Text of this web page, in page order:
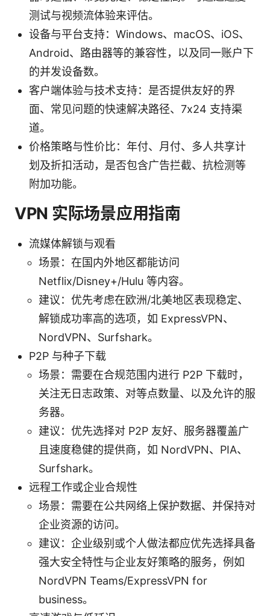
测试与视频流体验来评估。
设备与平台支持：Windows、macOS、iOS、
Android、路由器等的兼容性，以及同一账户下
的并发设备数。
客户端体验与技术支持：是否提供友好的界
面、常见问题的快速解决路径、7x24 支持渠
道。
价格策略与性价比：年付、月付、多人共享计
划及折扣活动，是否包含广告拦截、抗检测等
附加功能。
VPN 实际场景应用指南
流媒体解锁与观看
场景：在国内外地区都能访问
Netflix/Disney+/Hulu 等内容。
建议：优先考虑在欧洲/北美地区表现稳定、
解锁成功率高的选项，如 ExpressVPN、
NordVPN、Surfshark。
P2P 与种子下载
场景：需要在合规范围内进行 P2P 下载时，
关注无日志政策、对等点数量、以及允许的服
务器。
建议：优先选择对 P2P 友好、服务器覆盖广
且速度稳健的提供商，如 NordVPN、PIA、
Surfshark。
远程工作或企业合规性
场景：需要在公共网络上保护数据、并保持对
企业资源的访问。
建议：企业级别或个人做法都应优先选择具备
强大安全特性与企业友好策略的服务，例如
NordVPN Teams/ExpressVPN for
business。